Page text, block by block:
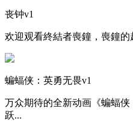
丧钟v1
欢迎观看終結者喪鐘，喪鐘的
蝙蝠侠：英勇无畏v1
万众期待的全新动画《蝙蝠
跃...